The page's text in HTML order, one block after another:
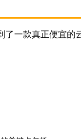
一款真正便宜的